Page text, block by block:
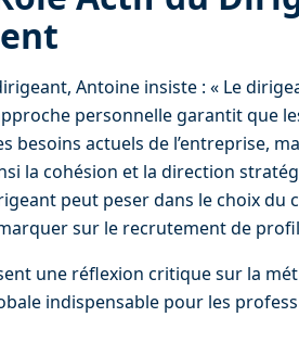
Antoine insiste : « Le
personnelle garantit que
besoins actuels de l’entreprise,
la cohésion et la direction
peut peser dans le choix
sur le recrutement de
une réflexion critique sur la
indispensable pour les